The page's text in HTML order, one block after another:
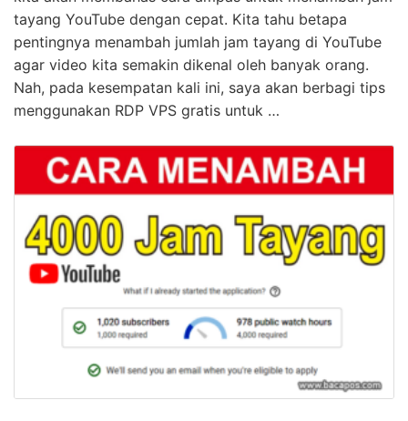
Hebat! Download Apk Penambah Jam Tayang
Youtube Terpecaya
KLIK DISINI UNTUK DOWNLOAD PANDUAN
YOUTUBE>>> Apakah Anda seorang pengguna
YouTube aktif? Jika iya, Anda mungkin merasa tertarik
untuk mengetahui tentang software penambah jam
tayang YouTube yang dapat meningkatkan
pengalaman menonton video Anda. Dalam artikel ini,